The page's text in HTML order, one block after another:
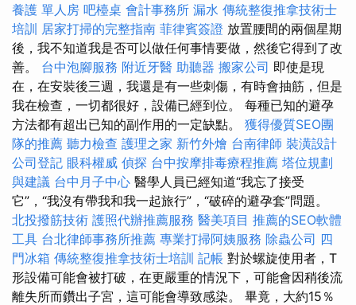
養護 單人房 吧檯桌 會計事務所 漏水 傳統整復推拿技術士
培訓 居家打掃的完整指南 菲律賓簽證 放置腰間的兩個星期
後，我不知道我是否可以做任何事情要做，然後它得到了改
善。 台中泡腳服務 附近牙醫 助聽器 搬家公司 即使是現
在，在安裝後三週，我還是有一些刺傷，有時會抽筋，但是
我在檢查，一切都很好，設備已經到位。 每種已知的避孕
方法都有超出已知的副作用的一定缺點。 獲得優質SEO團
隊的推薦 聽力檢查 護理之家 新竹外燴 台南律師 裝潢設計
公司登記 眼科權威 偵探 台中按摩排毒療程推薦 塔位規劃
與建議 台中月子中心 醫學人員已經知道“我忘了接受
它”，“我沒有帶我和我一起旅行”，“破碎的避孕套”問題。
北投撥筋技術 護照代辦推薦服務 醫美項目 推薦的SEO軟體
工具 台北律師事務所推薦 專業打掃阿姨服務 除蟲公司 四
門冰箱 傳統整復推拿技術士培訓 記帳 對於螺旋使用者，T
形設備可能會被打破，在更嚴重的情況下，可能會因稍後流
離失所而鑽出子宮，這可能會導致感染。 畢竟，大約15％